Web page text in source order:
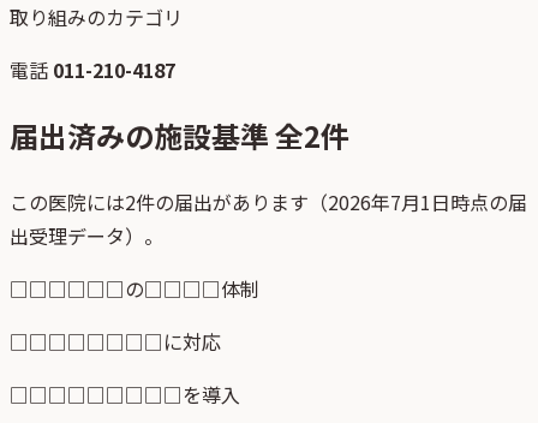
取り組みのカテゴリ
電話 011-210-4187
届出済みの施設基準 全2件
この医院には2件の届出があります（2026年7月1日時点の届
出受理データ）。
□□□□□□の□□□□体制
□□□□□□□□に対応
□□□□□□□□□を導入